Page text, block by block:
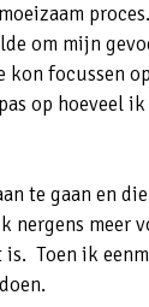
om mijn
focussen
op hoeveel
te gaan en
nergens meer
Toen ik